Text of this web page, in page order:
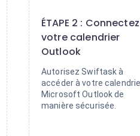
ÉTAPE 2 : Connectez
votre calendrier
Outlook
Autorisez Swiftask à
accéder à votre
Microsoft Outlook de
manière sécurisée.